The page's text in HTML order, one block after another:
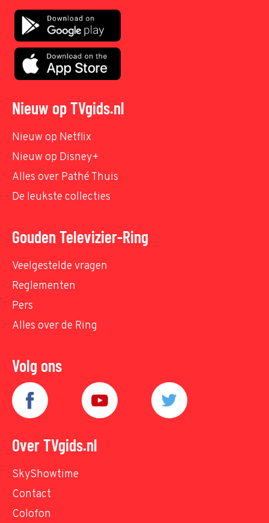
Nieuw op TVgids.nl
Nieuw op Netflix
Nieuw op Disney+
Alles over Pathé Thuis
De leukste collecties
Gouden Televizier-Ring
Veelgestelde vragen
Reglementen
Pers
Alles over de Ring
Volg ons
Over TVgids.nl
SkyShowtime
Contact
Colofon